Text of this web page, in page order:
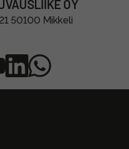
OY
50100 Mikkeli